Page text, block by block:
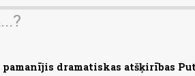
dramatiskas atšķirības